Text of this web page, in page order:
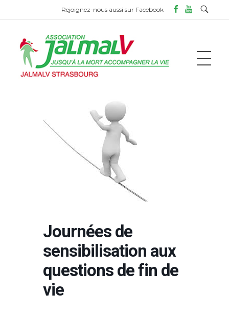
Rejoignez-nous aussi sur Facebook
Journées de
sensibilisation aux
questions de fin de
vie